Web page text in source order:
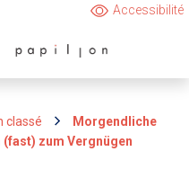
Accessibilité
classé
Morgendliche
zum Vergnügen